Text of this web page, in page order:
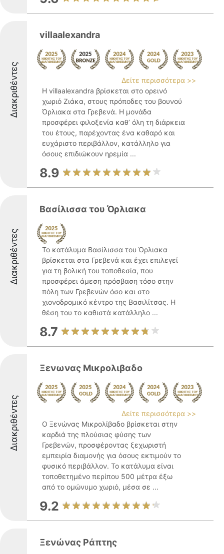
Διακριθέντες
villaalexandra
Δείτε περισσότερα >>
Η villaalexandra βρίσκεται στο ορεινό
χωριό Ζιάκα, στους πρόποδες του βουνού
Όρλιακα στα Γρεβενά. Η μονάδα
προσφέρει φιλοξενία καθ’ όλη τη διάρκεια
του έτους, παρέχοντας ένα καθαρό και
ευχάριστο περιβάλλον, κατάλληλο για
όσους επιδιώκουν ηρεμία ...
8.9
Διακριθέντες
Βασίλισσα του Όρλιακα
Το κατάλυμα Βασίλισσα του Όρλιακα
βρίσκεται στα Γρεβενά και έχει επιλεγεί
για τη βολική του τοποθεσία, που
προσφέρει άμεση πρόσβαση τόσο στην
πόλη των Γρεβενών όσο και στο
χιονοδρομικό κέντρο της Βασιλίτσας. Η
θέση του το καθιστά κατάλληλο ...
8.7
Διακριθέντες
Ξενωνας Μικρολιβαδο
Δείτε περισσότερα >>
Ο Ξενώνας Μικρολίβαδο βρίσκεται στην
καρδιά της πλούσιας φύσης των
Γρεβενών, προσφέροντας ξεχωριστή
εμπειρία διαμονής για όσους εκτιμούν το
φυσικό περιβάλλον. Το κατάλυμα είναι
τοποθετημένο περίπου 500 μέτρα έξω
από το ομώνυμο χωριό, μέσα σε ...
9.2
Ξενώνας Ράπτης